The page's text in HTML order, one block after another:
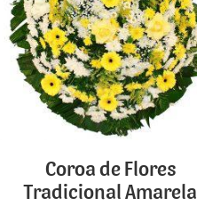
Coroa de Flores
Tradicional Amarela